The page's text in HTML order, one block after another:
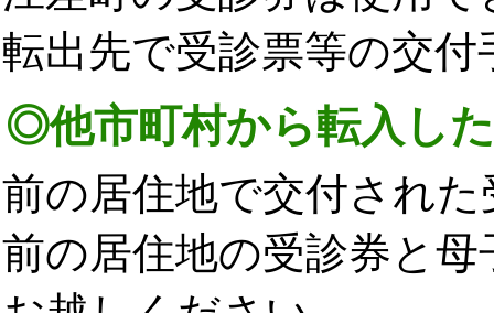
転出先で受診票等の交
◎他市町村から転入し
前の居住地で交付され
前の居住地の受診券と